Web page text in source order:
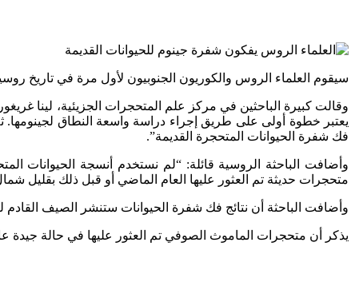
سيقوم العلماء الروس والكوريون الجنوبيون لأول مرة في تاريخ
وقالت كبيرة الباحثين في مركز علم المتحجرات الجزيئية، لينا
يعتبر خطوة أولى على طريق إجراء دراسة واسعة النطاق لجينومها.
فك شفرة الحيوانات المتحجرة القديمة”.
وأضافت الباحثة الروسية قائلة: “لم نستخدم أنسجة الحيوانات
متحجرات حديثة تم العثور عليها العام الماضي أو قبل ذلك بقليل
وأضافت الباحثة أن نتائج فك شفرة الحيوانات ستنشر الصيف القادم
يذكر أن متحجرات الماموث الصوفي تم العثور عليها في حالة جيدة عام 2012 في جزيرة (لاخوفسكي)، التابعة لأرخبيل نوفوسيبيرسك في منطقة القطب الشمالي